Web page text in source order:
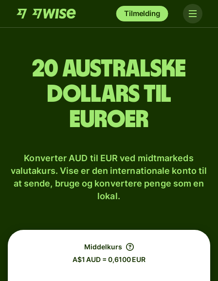
Tilmelding
20 australske
dollars til
euroer
Konverter AUD til EUR ved midtmarkeds
valutakurs. Vise er den internationale konto til
at sende, bruge og konvertere penge som en
lokal.
Middelkurs
A$1 AUD = 0,6100 EUR